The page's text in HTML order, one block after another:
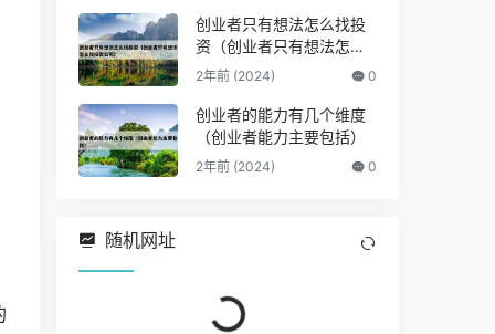
创业者只有想法怎么找投
资（创业者只有想法怎么
找投资公司）
2年前 (2024) 0
创业者的能力有几个维度
（创业者能力主要包括）
2年前 (2024) 0
随机网址
Loading...